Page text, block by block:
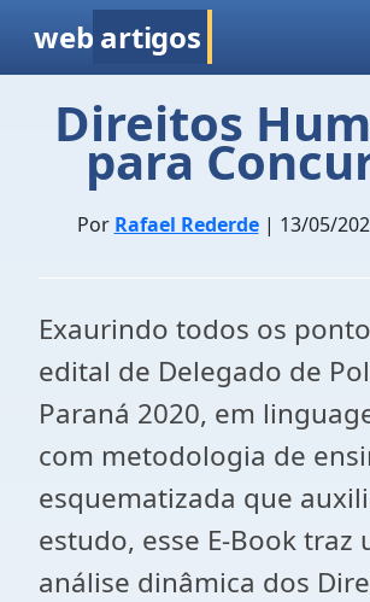
web artigos
Direitos
para
Por Rafael Rederde| 13/05/
Exaurindo todos os
edital de Delegado de
Paraná 2020, em
com metodologia de
esquematizada que
estudo, esse E-Book traz
análise dinâmica dos